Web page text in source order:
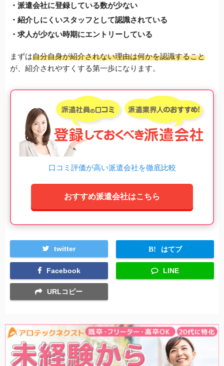
派遣会社に登録している数が少ない
紹介しにくいスタッフとして認識されている
求人が少ない時期にエントリーしている
まずは自分自身が紹介されない理由は何かを認識すること
が、紹介されやすくする第一歩になります。
口コミ評価が高い派遣会社を徹底比較
おすすめ派遣会社はこちら
twitter はてブ
Facebook LINE
URLコピー